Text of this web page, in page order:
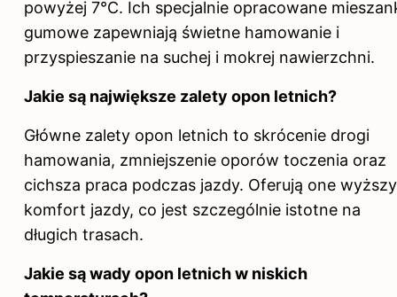
powyżej 7°C. Ich specjalnie opracowane
gumowe zapewniają świetne hamowanie i
przyspieszanie na suchej i mokrej nawierzchni.
Jakie są największe zalety opon letnich?
Główne zalety opon letnich to skrócenie drogi
hamowania, zmniejszenie oporów toczenia oraz
cichsza praca podczas jazdy. Oferują one wyższy
komfort jazdy, co jest szczególnie istotne na
długich trasach.
Jakie są wady opon letnich w niskich